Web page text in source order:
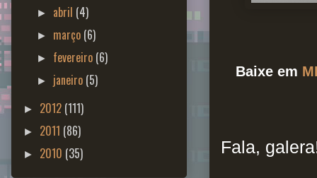
Baixe em
Fala,
► abril (4)
► março (6)
► fevereiro (6)
► janeiro (5)
► 2012 (111)
► 2011 (86)
► 2010 (35)